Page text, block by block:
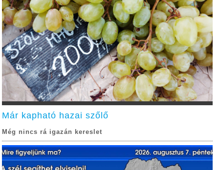
Már kapható hazai szőlő
Még nincs rá igazán kereslet